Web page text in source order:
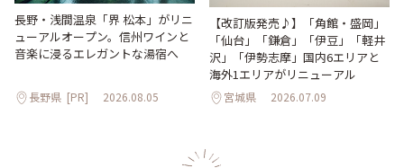
長野・浅間温泉「界 松本」がリニ
ューアルオープン。信州ワインと
音楽に浸るエレガントな湯宿へ
長野県 [PR] 2026.08.05
【改訂版発売♪】「角館・盛岡」
「仙台」「鎌倉」「伊豆」「軽井
沢」「伊勢志摩」国内6エリアと
海外1エリアがリニューアル
宮城県 2026.07.09